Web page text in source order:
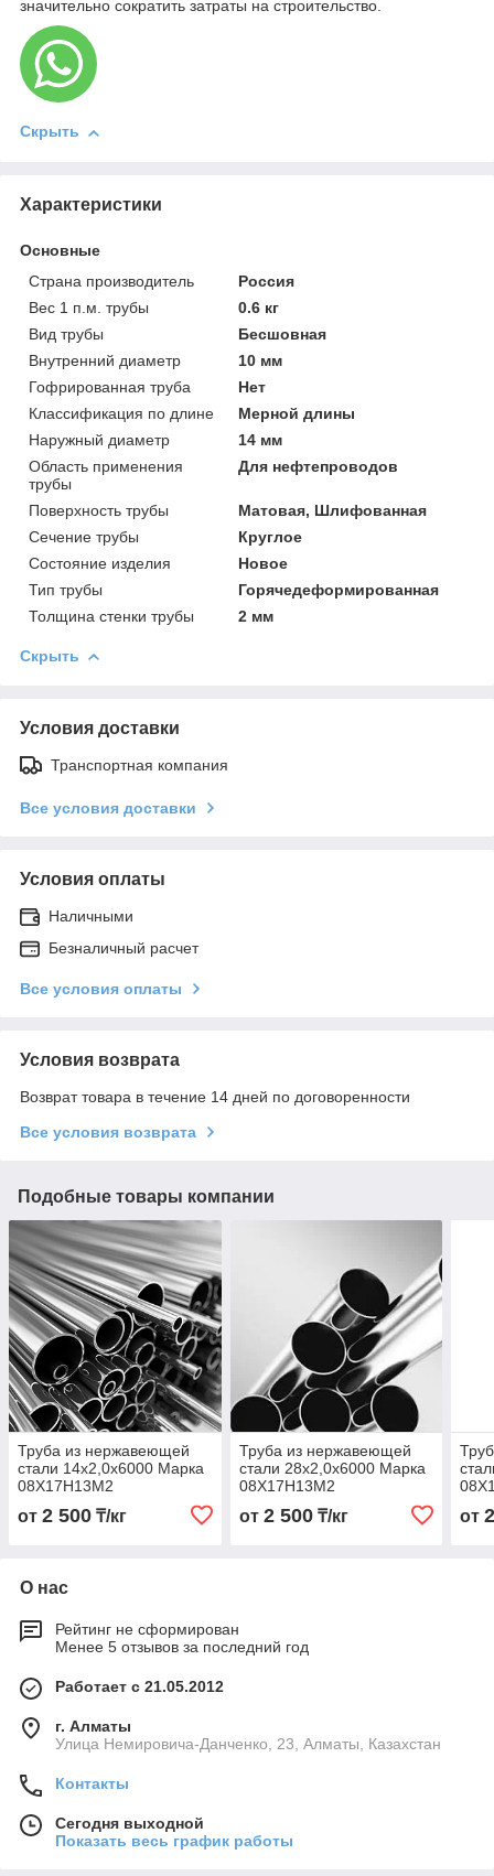
значительно сократить затраты на строительство.
Скрыть
Характеристики
Основные
Страна производитель
Россия
Вес 1 п.м. трубы
0.6 кг
Вид трубы
Бесшовная
Внутренний диаметр
10 мм
Гофрированная труба
Нет
Классификация по длине
Мерной длины
Наружный диаметр
14 мм
Область применения
трубы
Для нефтепроводов
Поверхность трубы
Матовая, Шлифованная
Сечение трубы
Круглое
Состояние изделия
Новое
Тип трубы
Горячедеформированная
Толщина стенки трубы
2 мм
Скрыть
Условия доставки
Транспортная компания
Все условия доставки
Условия оплаты
Наличными
Безналичный расчет
Все условия оплаты
Условия возврата
Возврат товара в течение 14 дней по договоренности
Все условия возврата
Подобные товары компании
Труба из нержавеющей
стали 14х2,0х6000 Марка
08Х17Н13М2
от 2 500 ₸/кг
Труба из нержавеющей
стали 28х2,0х6000 Марка
08Х17Н13М2
от 2 500₸/кг от
О нас
Рейтинг не сформирован
Менее 5 отзывов за последний год
Работает с 21.05.2012
г. Алматы
Улица Немировича-Данченко, 23, Алматы, Казахстан
Контакты
Сегодня выходной
Показать весь график работы